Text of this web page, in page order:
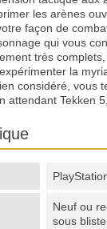
les arènes
façon de
qui vous
très
la
considéré, vous
attendant Tekken
Neuf ou
sous